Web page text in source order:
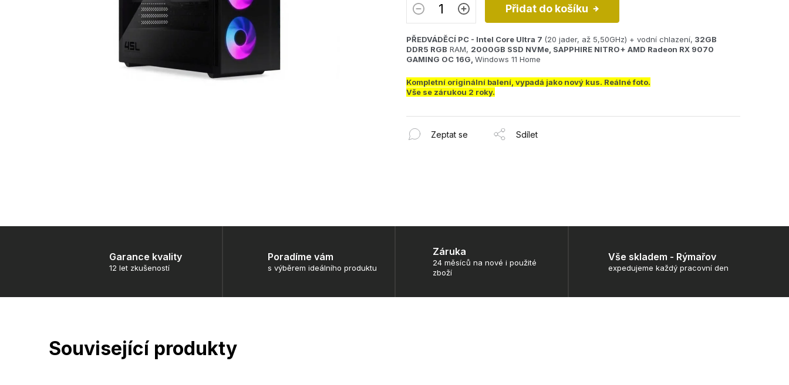
Přidat do košíku
PŘEDVÁDĚCÍ PC - Intel Core Ultra 7 (20 jader, až 5,50GHz) + vodní chlazení, 32GB
DDR5 RGB RAM, 2000GB SSD NVMe , SAPPHIRE NITRO+ AMD Radeon RX 9070
GAMING OC 16G, Windows 11 Home
Kompletní originální balení, vypadá jako nový kus. Reálné foto.
Vše se zárukou 2 roky.
Zeptat se Sdílet
Garance kvality
12 let zkušeností
Poradíme vám
s výběrem ideálního produktu
Záruka
24 měsíců na nové i použité
zboží
Vše skladem - Rýmařov
expedujeme každý pracovní den
Související produkty